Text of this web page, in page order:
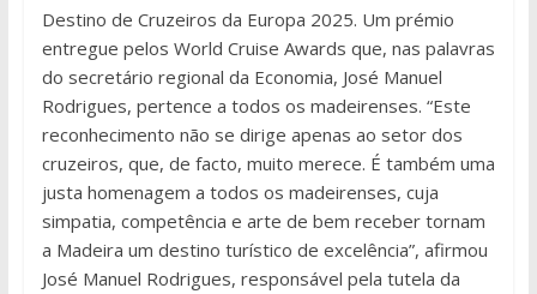
Destino de Cruzeiros da Europa 2025. Um prémio
entregue pelos World Cruise Awards que, nas palavras
do secretário regional da Economia, José Manuel
Rodrigues, pertence a todos os madeirenses. “Este
reconhecimento não se dirige apenas ao setor dos
cruzeiros, que, de facto, muito merece. É também uma
justa homenagem a todos os madeirenses, cuja
simpatia, competência e arte de bem receber tornam
a Madeira um destino turístico de excelência”, afirmou
José Manuel Rodrigues, responsável pela tutela da